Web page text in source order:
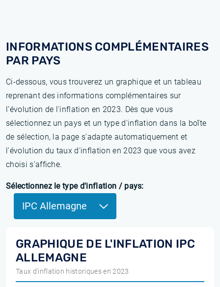
INFORMATIONS COMPLÉMENTAIRES
PAR PAYS
Ci-dessous, vous trouverez un graphique et un tableau
reprenant des informations complémentaires sur
l’évolution de l'inflation en 2023. Dès que vous
sélectionnez un pays et un type d'inflation dans la boîte
de sélection, la page s'adapte automatiquement et
l'évolution du taux d'inflation en 2023 que vous avez
choisi s'affiche.
Sélectionnez le type d'inflation / pays:
IPC Allemagne
GRAPHIQUE DE L'INFLATION IPC
ALLEMAGNE
Taux d'inflation historiques en 2023